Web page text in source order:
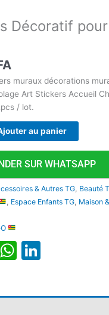
Décoratif
muraux décorations
Art Stickers Accueil
/ lot.
au panier
SUR WHATSAPP
& Autres TG, Beauté
, Espace Enfants TG, Maison
WhatsApp